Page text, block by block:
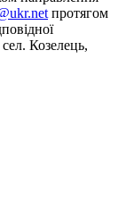
протягом
Козелець,